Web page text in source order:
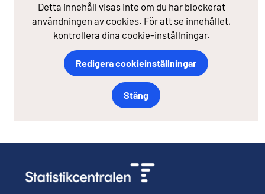
Detta innehåll visas inte om du har blockerat
användningen av cookies. För att se innehållet,
kontrollera dina cookie-inställningar.
Redigera cookieinställningar
Stäng